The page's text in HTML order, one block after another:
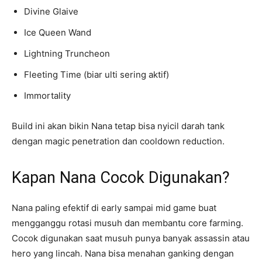
Divine Glaive
Ice Queen Wand
Lightning Truncheon
Fleeting Time (biar ulti sering aktif)
Immortality
Build ini akan bikin Nana tetap bisa nyicil darah tank
dengan magic penetration dan cooldown reduction.
Kapan Nana Cocok Digunakan?
Nana paling efektif di early sampai mid game buat
mengganggu rotasi musuh dan membantu core farming.
Cocok digunakan saat musuh punya banyak assassin atau
hero yang lincah. Nana bisa menahan ganking dengan